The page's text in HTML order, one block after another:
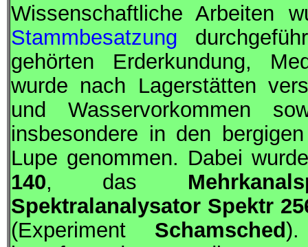
Wissenschaftliche Arbeiten
Stammbesatzung
gehörten Erderkundung,
wurde nach Lagerstätten
und Wasservorkommen
insbesondere in den
Lupe genommen. Dabei
140, das
Spektralanalysator Spektr
(Experiment Schamsched).